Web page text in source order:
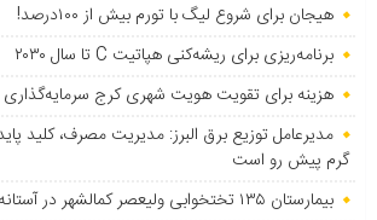
هیجان برای شروع لیگ با تورم بیش از ۱۰۰درصد!
برنامه‌ریزی برای ریشه‌کنی هپاتیت C تا سال ۲۰۳۰
هزینه برای تقویت هویت شهری کرج سرمایه‌گذاری
مدیرعامل توزیع برق البرز: مدیریت مصرف، کلید
گرم پیش رو است
بیمارستان ۱۳۵ تختخوابی ولیعصر کمالشهر در آستانه بهره‌برداری کامل